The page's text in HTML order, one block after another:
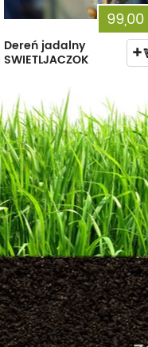
99,00
Dereń jadalny
SWIETLJACZOK